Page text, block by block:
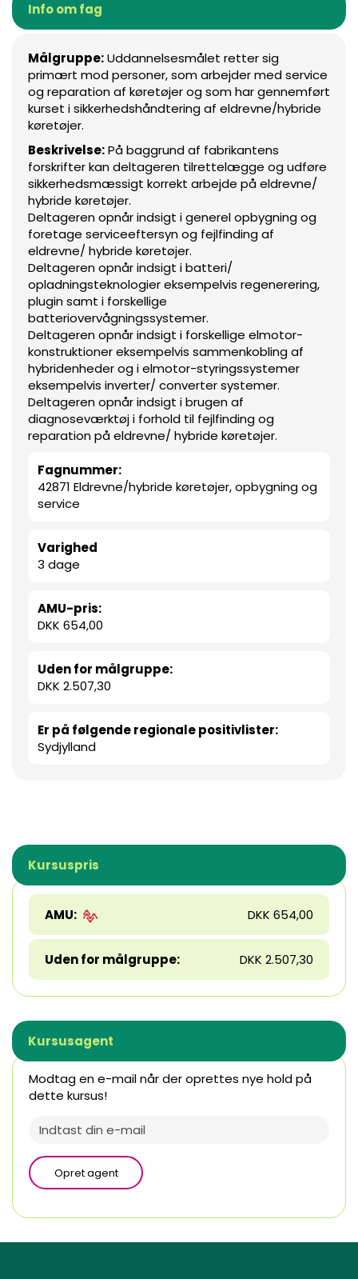
Info om fag
Målgruppe:Uddannelsesmålet retter sig
primært mod personer, som arbejder med service
og reparation af køretøjer og som har gennemført
kurset i sikkerhedshåndtering af eldrevne/hybride
køretøjer.
Beskrivelse:På baggrund af fabrikantens
forskrifter kan deltageren tilrettelægge og udføre
sikkerhedsmæssigt korrekt arbejde på eldrevne/
hybride køretøjer.
Deltageren opnår indsigt i generel opbygning og
foretage serviceeftersyn og fejlfinding af
eldrevne/ hybride køretøjer.
Deltageren opnår indsigt i batteri/
opladningsteknologier eksempelvis regenerering,
plugin samt i forskellige
batteriovervågningssystemer.
Deltageren opnår indsigt i forskellige elmotor-
konstruktioner eksempelvis sammenkobling af
hybridenheder og i elmotor-styringssystemer
eksempelvis inverter/ converter systemer.
Deltageren opnår indsigt i brugen af
diagnoseværktøj i forhold til fejlfinding og
reparation på eldrevne/ hybride køretøjer.
Fagnummer:
42871 Eldrevne/hybride køretøjer, opbygning og
service
Varighed
3 dage
AMU-pris:
DKK 654,00
Uden for målgruppe:
DKK 2.507,30
Er på følgende regionale positivlister:
Sydjylland
Kursuspris
AMU: DKK 654,00
Uden for målgruppe: DKK 2.507,30
Kursusagent
Modtag en e-mail når der oprettes nye hold på
dette kursus!
Opret agent